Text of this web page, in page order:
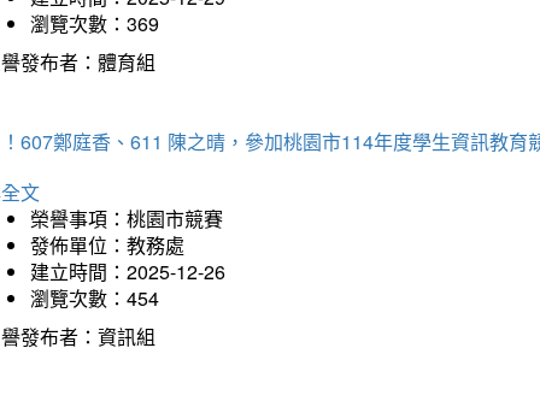
瀏覽次數：369
發布者：體育組
607鄭庭香、611 陳之晴，參加桃園市114年度學生資訊教育
文
榮譽事項：桃園市競賽
發佈單位：教務處
建立時間：2025-12-26
瀏覽次數：454
發布者：資訊組